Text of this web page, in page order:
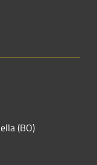
(BO)